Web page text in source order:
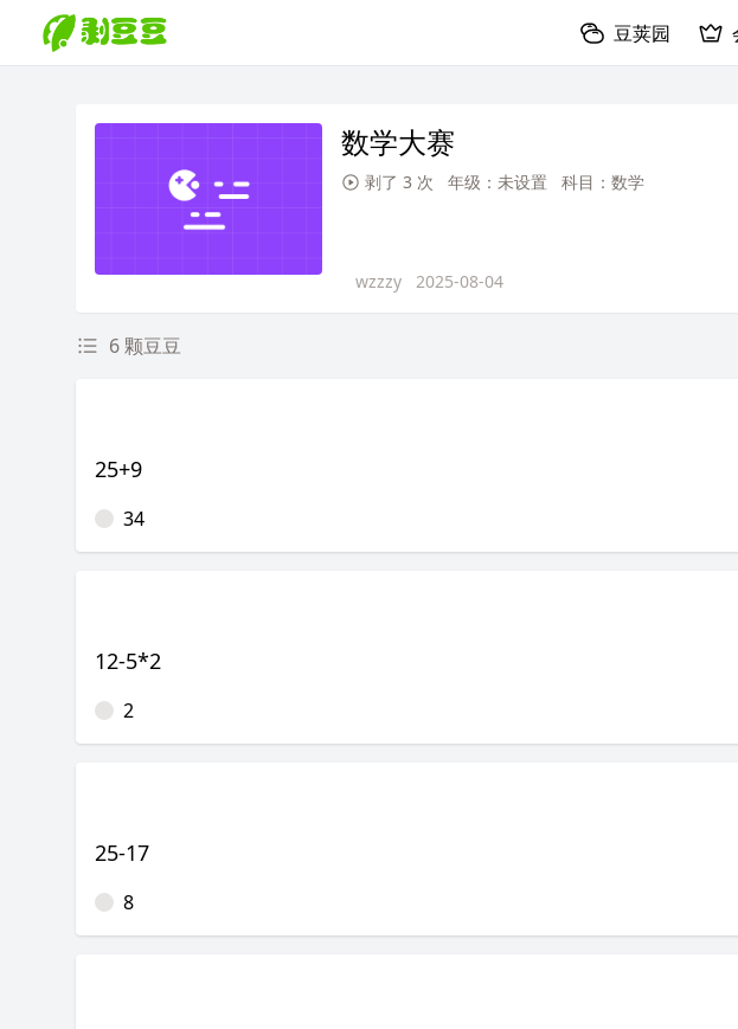
豆荚园
数学大赛
剥了 3 次 年级：未设置 科目：数学
wzzzy 2025-08-04
6 颗豆豆
25+9
34
12-5*2
2
25-17
8